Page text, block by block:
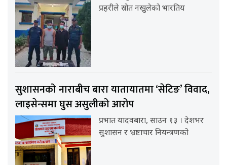
प्रहरीले स्रोत नखुलेको भारतिय
सुशासनको नाराबीच बारा यातायातमा ‘सेटिङ’ विवाद,
लाइसेन्समा घुस असुलीको आरोप
प्रभात यादवबारा, साउन १३ । देशभर
सुशासन र भ्रष्टाचार नियन्त्रणको